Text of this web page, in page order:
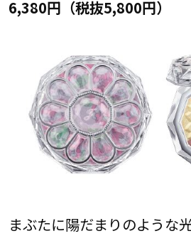
6,380円（税抜5,800円）
まぶたに陽だまりのような